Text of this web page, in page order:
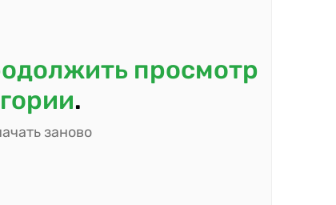
просмотр
.
заново